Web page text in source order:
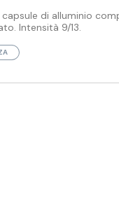
di alluminio
Intensità 9/13.